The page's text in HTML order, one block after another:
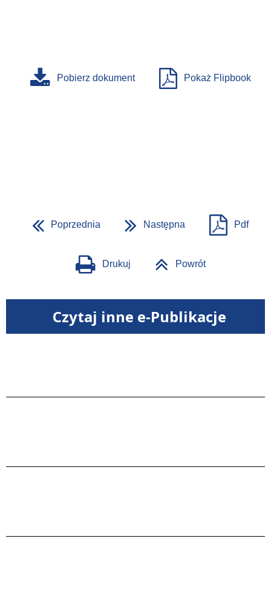
Pobierz dokument Pokaż Flipbook
Poprzednia Następna Pdf
Drukuj Powrót
Czytaj inne e-Publikacje